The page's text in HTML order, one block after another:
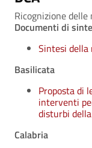
Ricognizione
Documenti di
Sintesi della
Basilicata
Proposta di
interventi
disturbi
Calabria